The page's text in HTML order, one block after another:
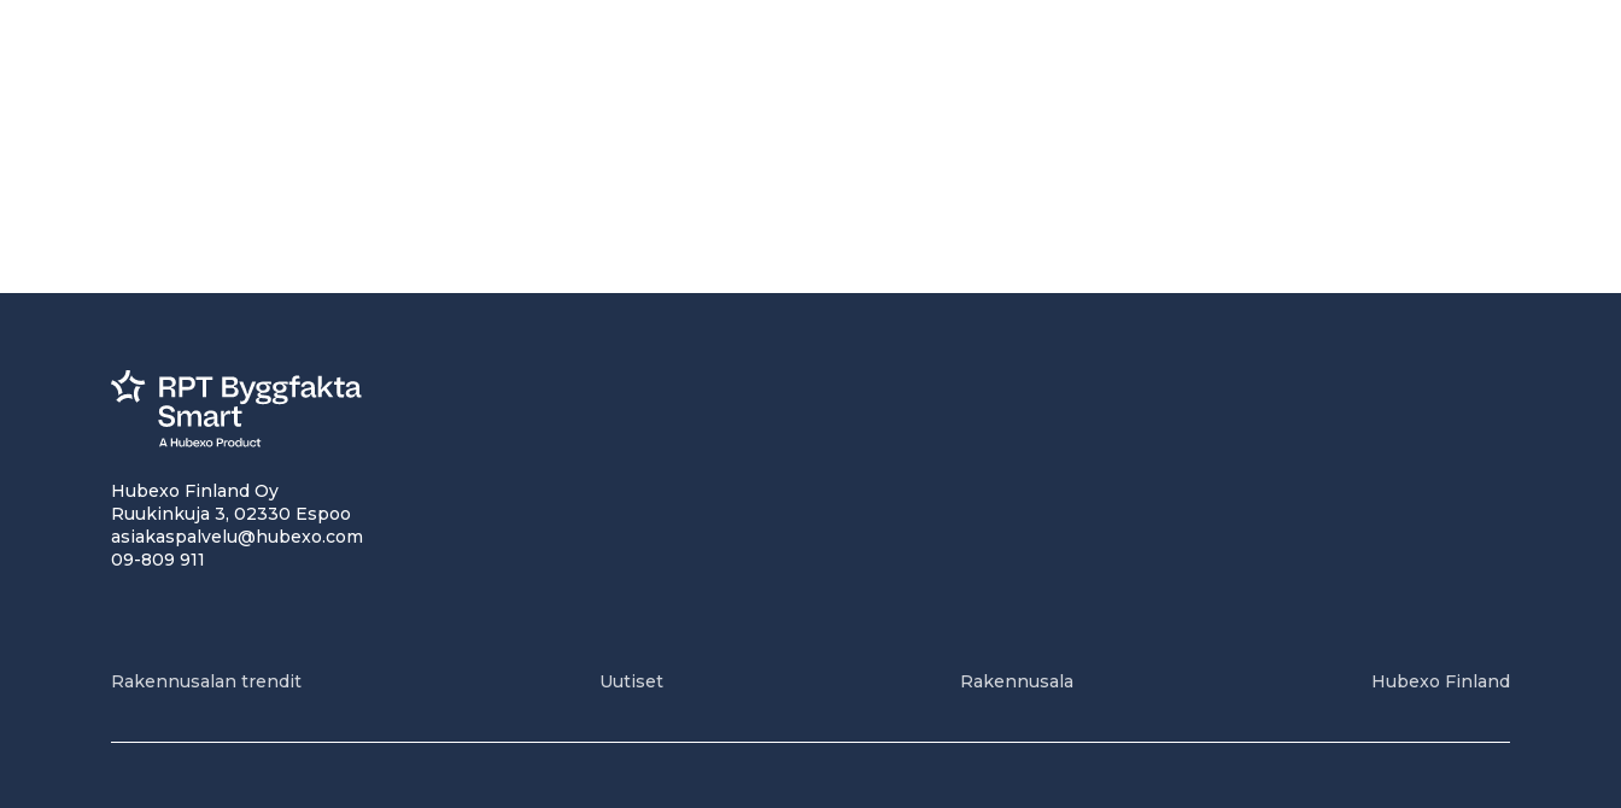
Hubexo Finland Oy
Ruukinkuja 3, 02330 Espoo
asiakaspalvelu@hubexo.com
09-809 911
Rakennusalan trendit Uutiset Rakennusala Hubexo Finland